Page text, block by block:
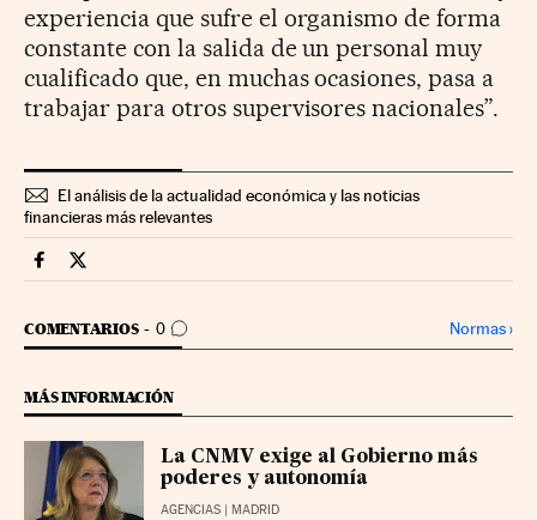
experiencia que sufre el organismo de forma
constante con la salida de un personal muy
cualificado que, en muchas ocasiones, pasa a
trabajar para otros supervisores nacionales”.
El análisis de la actualidad económica y las noticias
financieras más relevantes
Mercados Financieros Cinco Días en Facebook
Mercados Financieros Cinco Días en Twitter
COMENTARIOS 0
IR A LOS COMENTARIOS Normas›
MÁS INFORMACIÓN
La CNMV exige al Gobierno más
poderes y autonomía
AGENCIAS | MADRID